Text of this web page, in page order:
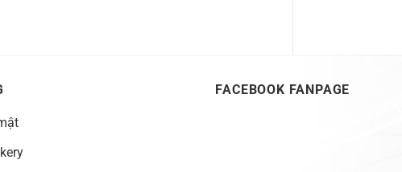
FACEBOOK FANPAGE